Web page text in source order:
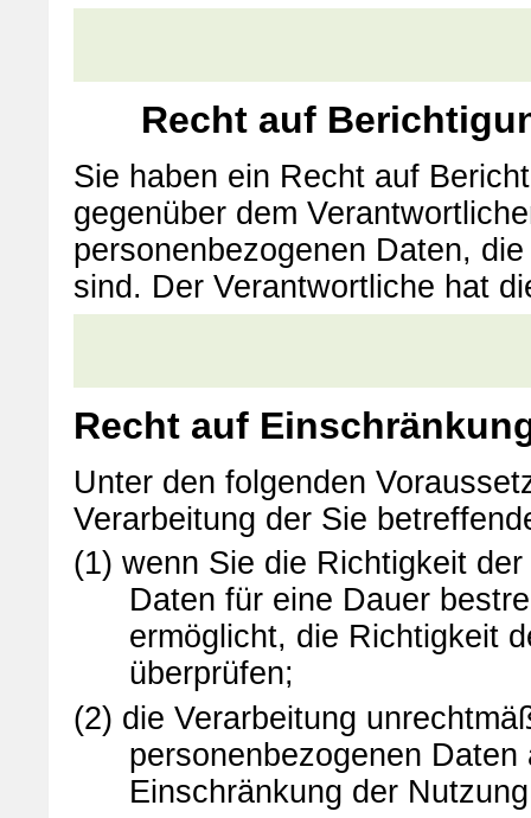
Recht auf
Sie haben ein Recht auf
gegenüber dem
personenbezogenen Daten,
sind. Der Verantwortliche hat
Recht auf
Unter den folgenden
Verarbeitung der Sie
(1) wenn Sie die Richtigkeit
Daten für eine Dauer
ermöglicht, die Richtigkeit
überprüfen;
(2) die Verarbeitung
personenbezogenen
Einschränkung der